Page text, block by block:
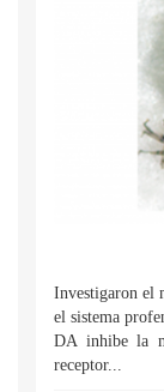
Investigaron el
el sistema
DA inhibe la
receptor...